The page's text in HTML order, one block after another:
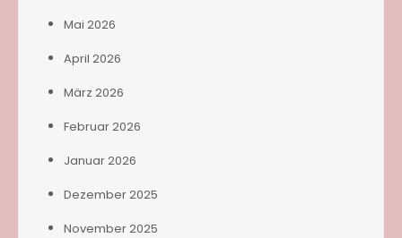
Mai 2026
April 2026
März 2026
Februar 2026
Januar 2026
Dezember 2025
November 2025